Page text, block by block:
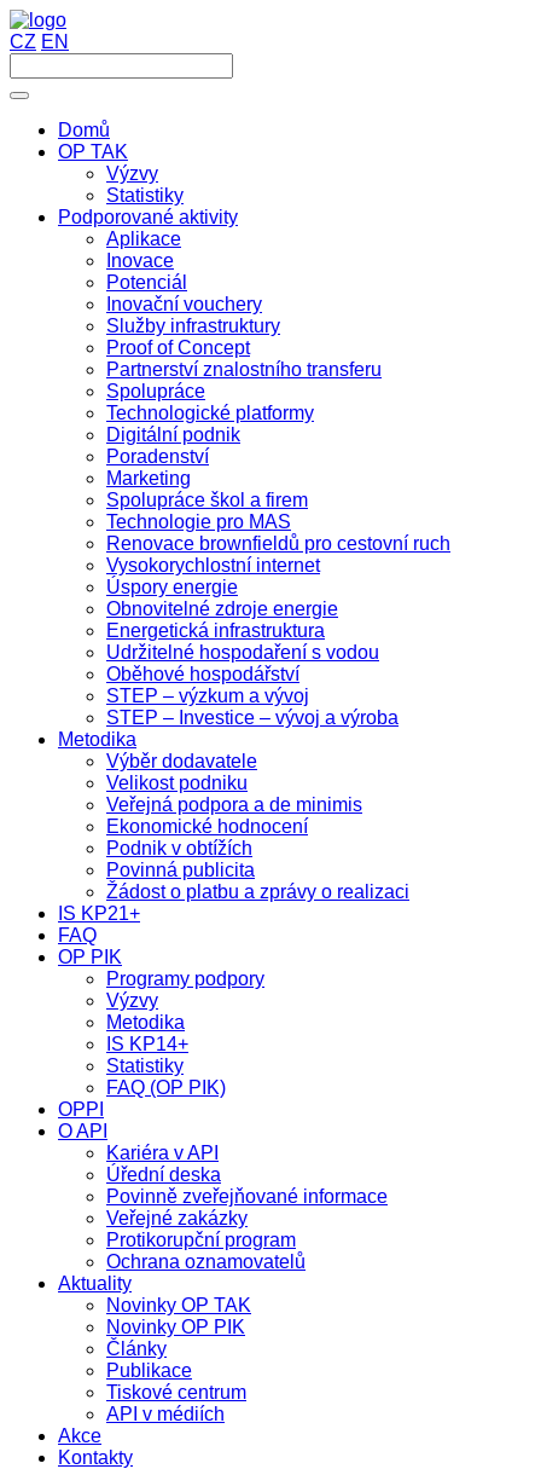
CZ EN
Domů
OP TAK
Výzvy
Statistiky
Podporované aktivity
Aplikace
Inovace
Potenciál
Inovační vouchery
Služby infrastruktury
Proof of Concept
Partnerství znalostního transferu
Spolupráce
Technologické platformy
Digitální podnik
Poradenství
Marketing
Spolupráce škol a firem
Technologie pro MAS
Renovace brownfieldů pro cestovní ruch
Vysokorychlostní internet
Úspory energie
Obnovitelné zdroje energie
Energetická infrastruktura
Udržitelné hospodaření s vodou
Oběhové hospodářství
STEP – výzkum a vývoj
STEP – Investice – vývoj a výroba
Metodika
Výběr dodavatele
Velikost podniku
Veřejná podpora a de minimis
Ekonomické hodnocení
Podnik v obtížích
Povinná publicita
Žádost o platbu a zprávy o realizaci
IS KP21+
FAQ
OP PIK
Programy podpory
Výzvy
Metodika
IS KP14+
Statistiky
FAQ (OP PIK)
OPPI
O API
Kariéra v API
Úřední deska
Povinně zveřejňované informace
Veřejné zakázky
Protikorupční program
Ochrana oznamovatelů
Aktuality
Novinky OP TAK
Novinky OP PIK
Články
Publikace
Tiskové centrum
API v médiích
Akce
Kontakty